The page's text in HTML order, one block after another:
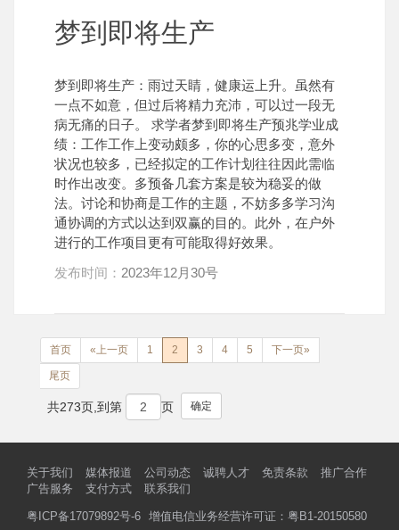
梦到即将生产
梦到即将生产：雨过天睛，健康运上升。虽然有
一点不如意，但过后将精力充沛，可以过一段无
病无痛的日子。 求学者梦到即将生产预兆学业成
绩：工作工作上变动颇多，你的心思多变，意外
状况也较多，已经拟定的工作计划往往因此需临
时作出改变。多预备几套方案是较为稳妥的做
法。讨论和协商是工作的主题，不妨多多学习沟
通协调的方式以达到双赢的目的。此外，在户外
进行的工作项目更有可能取得好效果。
发布时间： 2023年12月30号
首页 «上一页 1 2 3 4 5 下一页»
尾页
共273页,到第 页 确定
关于我们 媒体报道 公司动态 诚聘人才 免责条款
推广合作
广告服务
支付方式 联系我们
粤ICP备17079892号-6 增值电信业务经营许可证：粤B1-20150580